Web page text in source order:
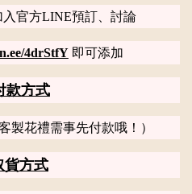
官方LINE預訂、討論
4drStfY即可添加
款方式
製花禮需事先付款哦！）
貨方式